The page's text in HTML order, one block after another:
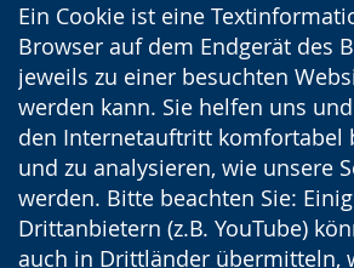
Ein Cookie ist eine
Browser auf dem Endgerät des
jeweils zu einer besuchten
werden kann. Sie helfen uns
den Internetauftritt komfortabel
und zu analysieren, wie unsere
werden. Bitte beachten Sie:
Drittanbietern (z.B. YouTube)
auch in Drittländer übermitteln,